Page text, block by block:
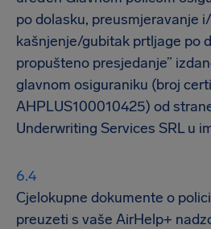
po dolasku, preusmjeravanje
kašnjenje/gubitak prtljage po
propušteno presjedanje”
glavnom osiguraniku (broj
AHPLUS100010425) od
Underwriting Services SRL u
Cjelokupne dokumente o
preuzeti s vaše AirHelp+